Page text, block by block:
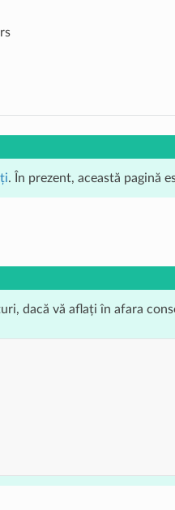
. În prezent, această pagină
dacă vă aflați în afara